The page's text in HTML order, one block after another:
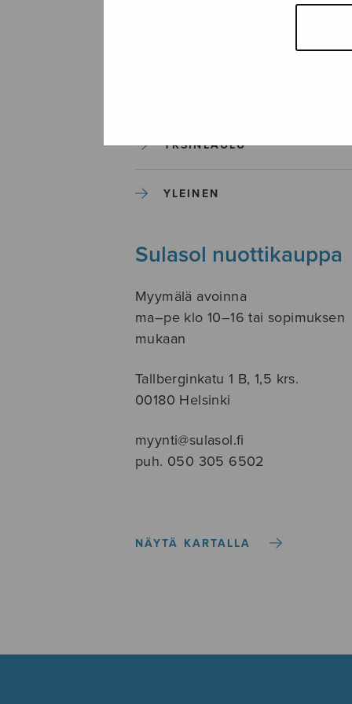
SOITINKOULUT JA OPPAAT
YKSINLAULU
YLEINEN
Sulasol nuottikauppa
Myymälä avoinna
ma–pe klo 10–16 tai sopimuksen
mukaan
Tallberginkatu 1 B, 1,5 krs.
00180 Helsinki
myynti@sulasol.fi
puh. 050 305 6502
NÄYTÄ KARTALLA